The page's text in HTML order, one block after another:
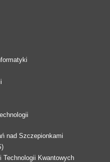
nad Szczepionkami
Technologii Kwantowych